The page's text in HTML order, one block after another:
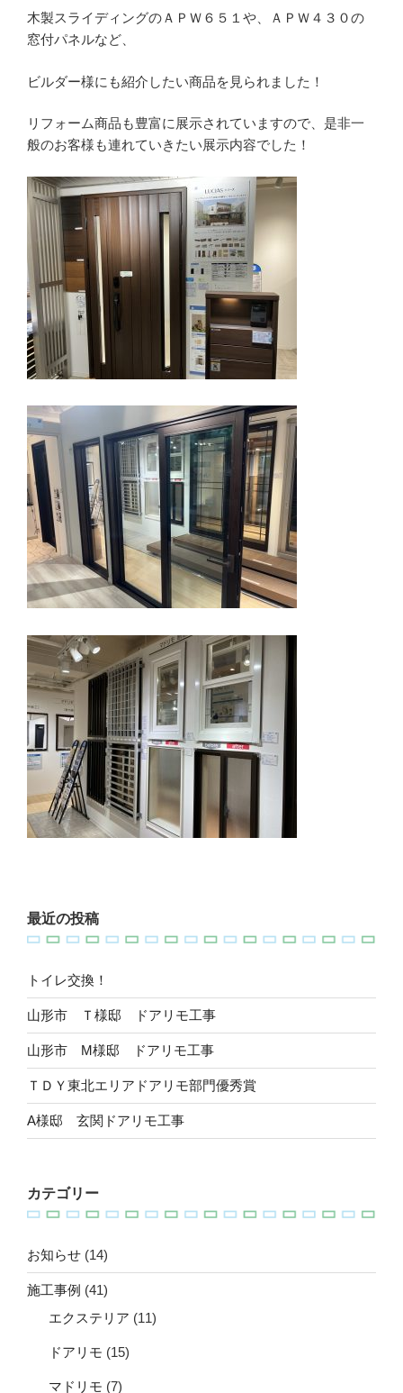
木製スライディングのＡＰＷ６５１や、ＡＰＷ４３０の
窓付パネルなど、
ビルダー様にも紹介したい商品を見られました！
リフォーム商品も豊富に展示されていますので、是非一
般のお客様も連れていきたい展示内容でした！
最近の投稿
トイレ交換！
山形市 Ｔ様邸 ドアリモ工事
山形市 M様邸 ドアリモ工事
ＴＤＹ東北エリアドアリモ部門優秀賞
A様邸 玄関ドアリモ工事
カテゴリー
お知らせ (14)
施工事例 (41)
エクステリア (11)
ドアリモ (15)
マドリモ (7)